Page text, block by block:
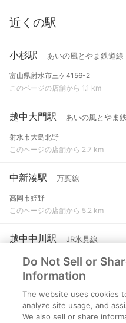
近くの駅
小杉駅 あいの風とやま鉄道線
富山県射水市三ケ4156-2
このページの店舗から 1.1 km
越中大門駅 あいの風とやま
射水市大島北野
このページの店舗から 2.7 km
中新湊駅 万葉線
高岡市姫野
このページの店舗から 5.2 km
越中中川駅 JR氷見線
高岡市中川
このページの店舗から 5.6 km
新町口駅 万葉線
射水市中央町
Do Not Sell or
Information
The website uses cookies
analyze site usage, and
We also sell or share